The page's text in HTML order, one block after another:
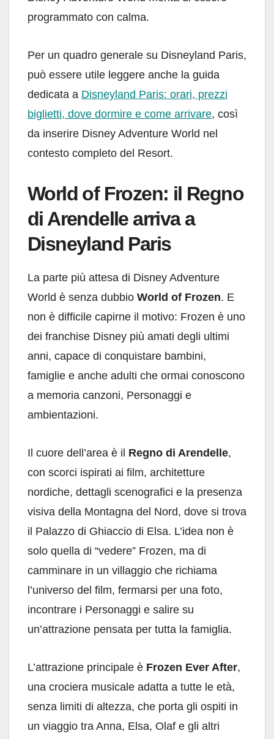
programmato con calma.
Per un quadro generale su Disneyland Paris,
può essere utile leggere anche la guida
dedicata a Disneyland Paris: orari, prezzi
biglietti, dove dormire e come arrivare, così
da inserire Disney Adventure World nel
contesto completo del Resort.
World of Frozen: il Regno
di Arendelle arriva a
Disneyland Paris
La parte più attesa di Disney Adventure
World è senza dubbio World of Frozen. E
non è difficile capirne il motivo: Frozen è uno
dei franchise Disney più amati degli ultimi
anni, capace di conquistare bambini,
famiglie e anche adulti che ormai conoscono
a memoria canzoni, Personaggi e
ambientazioni.
Il cuore dell’area è il Regno di Arendelle,
con scorci ispirati ai film, architetture
nordiche, dettagli scenografici e la presenza
visiva della Montagna del Nord, dove si trova
il Palazzo di Ghiaccio di Elsa. L’idea non è
solo quella di “vedere” Frozen, ma di
camminare in un villaggio che richiama
l’universo del film, fermarsi per una foto,
incontrare i Personaggi e salire su
un’attrazione pensata per tutta la famiglia.
L’attrazione principale è Frozen Ever After,
una crociera musicale adatta a tutte le età,
senza limiti di altezza, che porta gli ospiti in
un viaggio tra Anna, Elsa, Olaf e gli altri